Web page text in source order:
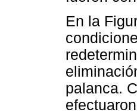
En la
palanca.